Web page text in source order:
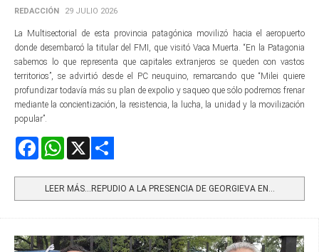
REDACCIÓN 29 JULIO 2026
La Multisectorial de esta provincia patagónica movilizó hacia el aeropuerto
donde desembarcó la titular del FMI, que visitó Vaca Muerta. “En la Patagonia
sabemos lo que representa que capitales extranjeros se queden con vastos
territorios”, se advirtió desde el PC neuquino, remarcando que “Milei quiere
profundizar todavía más su plan de expolio y saqueo que sólo podremos frenar
mediante la concientización, la resistencia, la lucha, la unidad y la movilización
popular”.
FacebookWhatsApp
LEER MÁS…REPUDIO A LA PRESENCIA DE GEORGIEVA EN...